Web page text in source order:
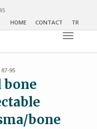
HOME
CONTACT TR
Toggle
87-95
bone
bone